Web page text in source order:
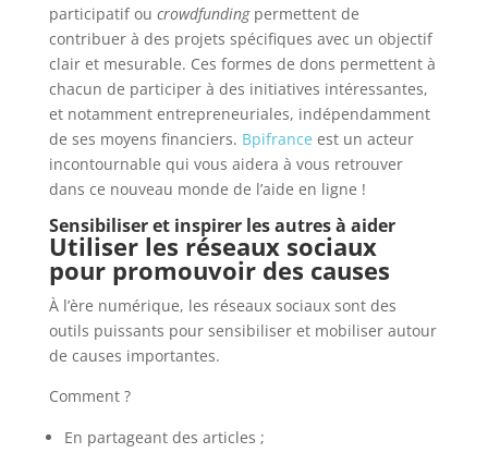
participatif ou crowdfundingpermettent de
contribuer à des projets spécifiques avec un objectif
clair et mesurable. Ces formes de dons permettent à
chacun de participer à des initiatives intéressantes,
et notamment entrepreneuriales, indépendamment
de ses moyens financiers. Bpifrance est un acteur
incontournable qui vous aidera à vous retrouver
dans ce nouveau monde de l’aide en ligne !
Sensibiliser et inspirer les autres à aider
Utiliser les réseaux sociaux
pour promouvoir des causes
À l’ère numérique, les réseaux sociaux sont des
outils puissants pour sensibiliser et mobiliser autour
de causes importantes.
Comment ?
En partageant des articles ;